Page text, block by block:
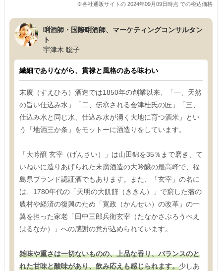
※各社通販サイトの 2024年09月09日時点 での税込価格
唎酒師・国際唎酒師、マーケティングコンサルタン
ト
宇津木 聡子
繊細でありながら、貫禄と風格のある味わい
末廣（すえひろ）酒造では1850年の創業以来、「一、天然
の旨い仕込み水」「二、伝承される会津杜氏の匠」「三、
仕込み水と同じ水、仕込み水が湧く大地に育つ酒米」とい
う「地酒三か条」をモットーに酒造りをしています。
「大吟醸 玄宰（げんさい）」は山田錦を35％まで磨き、て
いねいに造りあげられた末廣酒造の大吟醸の最高峰で、福
島県ブランド認証酒でもあります。また、「玄宰」の名に
は、1780年代の「天明の大飢饉（ききん）」で窮した藩の
農村や経済の復興のため「寛政（かんせい）の改革」の一
翼を担った家老「田中三郎兵衛玄宰（たなかさぶろうべえ
はるなか）」への感謝の意が込められています。
雑味や重さは一切ないものの、上品な香り、バランスのと
れた甘味と酸味があり、飲み応えも感じられます。少しあ